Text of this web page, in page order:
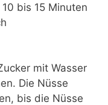
bis 15 Minuten
mit Wasser
Die Nüsse
bis die Nüsse